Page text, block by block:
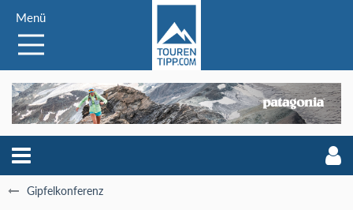
Menü
Gipfelkonferenz